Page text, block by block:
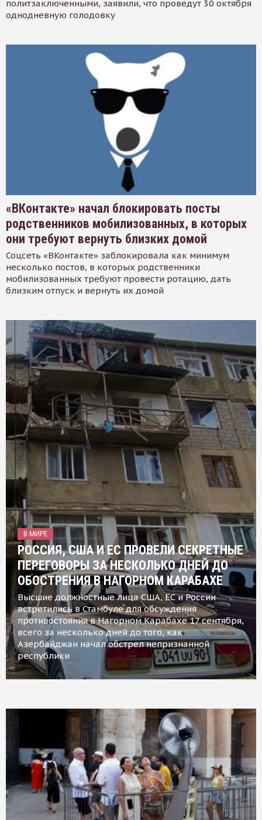
политзаключенными, заявили, что проведут 30 октября
однодневную голодовку
«ВКонтакте» начал блокировать посты
родственников мобилизованных, в которых
они требуют вернуть близких домой
Соцсеть «ВКонтакте» заблокировала как минимум
несколько постов, в которых родственники
мобилизованных требуют провести ротацию, дать
близким отпуск и вернуть их домой
В МИРЕ
РОССИЯ, США И ЕС ПРОВЕЛИ СЕКРЕТНЫЕ
ПЕРЕГОВОРЫ ЗА НЕСКОЛЬКО ДНЕЙ ДО
ОБОСТРЕНИЯ В НАГОРНОМ КАРАБАХЕ
Высшие должностные лица США, ЕС и России
встретились в Стамбуле для обсуждения
противостояния в Нагорном Карабахе 17 сентября,
всего за несколько дней до того, как
Азербайджан начал обстрел непризнанной
республики